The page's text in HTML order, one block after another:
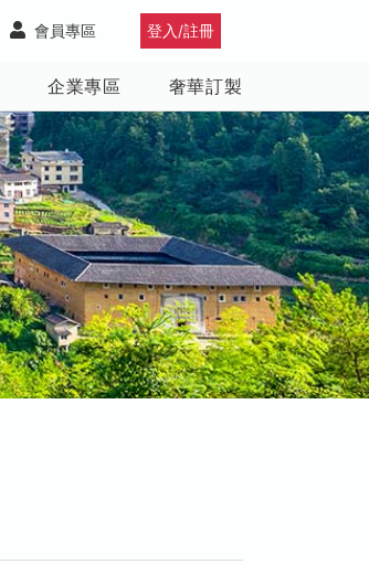
登入/註冊
會員專區
企業專區 奢華訂製